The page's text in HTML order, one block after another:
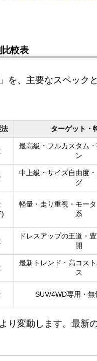
比較表
を、主要なスペック
ターゲット・
最高級・フルカスタム
ン
中上級・サイズ自由度
グ
軽量・走り重視・モー
系
ドレスアップの王道・
開
最新トレンド・高コス
ス
SUV/4WD専用・無
り変動します。最新